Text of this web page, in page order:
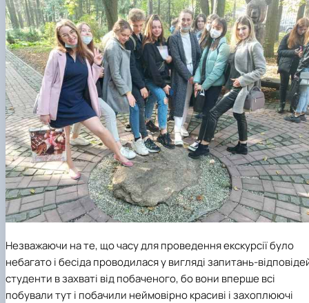
Незважаючи на те, що часу для проведення екскурсії було
небагато і бесіда проводилася у вигляді запитань-
студенти в захваті від побаченого, бо вони вперше всі
побували тут і побачили неймовірно красиві і захоплюючі